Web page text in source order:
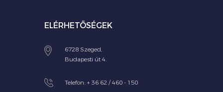
ELÉRHETŐSÉGEK
6728 Szeged,
Budapesti út 4.
Telefon: + 36 62 / 460 - 150